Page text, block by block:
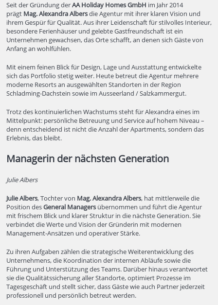
Seit der Gründung derAA Holiday Homes GmbH im Jahr 2014
prägt Mag. Alexandra Albersdie Agentur mit ihrer klaren Vision und
ihrem Gespür für Qualität. Aus ihrer Leidenschaft für stilvolles Interieur,
besondere Ferienhäuser und gelebte Gastfreundschaft ist ein
Unternehmen gewachsen, das Orte schafft, an denen sich Gäste von
Anfang an wohlfühlen.
Mit einem feinen Blick für Design, Lage und Ausstattung entwickelte
sich das Portfolio stetig weiter. Heute betreut die Agentur mehrere
moderne Resorts an ausgewählten Standorten in der Region
Schladming-Dachstein sowie im Ausseerland / Salzkammergut.
Trotz des kontinuierlichen Wachstums steht für Alexandra eines im
Mittelpunkt: persönliche Betreuung und Service auf hohem Niveau –
denn entscheidend ist nicht die Anzahl der Apartments, sondern das
Erlebnis, das bleibt.
Managerin der nächsten Generation
Julie Albers
Julie Albers, Tochter von Mag. Alexandra Albers, hat mittlerweile die
Position desGeneral Managersübernommen und führt die Agentur
mit frischem Blick und klarer Struktur in die nächste Generation. Sie
verbindet die Werte und Vision der Gründerin mit modernen
Management-Ansätzen und operativer Stärke.
Zu ihren Aufgaben zählen die strategische Weiterentwicklung des
Unternehmens, die Koordination der internen Abläufe sowie die
Führung und Unterstützung des Teams. Darüber hinaus verantwortet
sie die Qualitätssicherung aller Standorte, optimiert Prozesse im
Tagesgeschäft und stellt sicher, dass Gäste wie auch Partner jederzeit
professionell und persönlich betreut werden.